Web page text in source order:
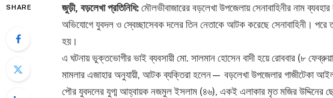
SHARE জুড়ী, বড়লেখা প্রতিনিধি: মৌলভীবাজারের বড়লেখা উপজেলায় সেনাবাহিনীর নাম
অভিযোগে যুবদল ও স্বেচ্ছাসেবক দলের তিন নেতাকে আটক করেছে সেনাবাহিনী। পরে
হয়।
এ ঘটনায় ভুক্তভোগীর ভাই ব্যবসায়ী মো. সালমান হোসেন বাদী হয়ে রোববার (৮
মামলার এজাহার অনুযায়ী, আটক ব্যক্তিরা হলেন— বড়লেখা উপজেলার গাজীটেকা
পৌর যুবদলের যুগ্ম আহ্বায়ক নজমুল ইসলাম (৪৬), একই এলাকার মৃত মজির উদ্দিনের